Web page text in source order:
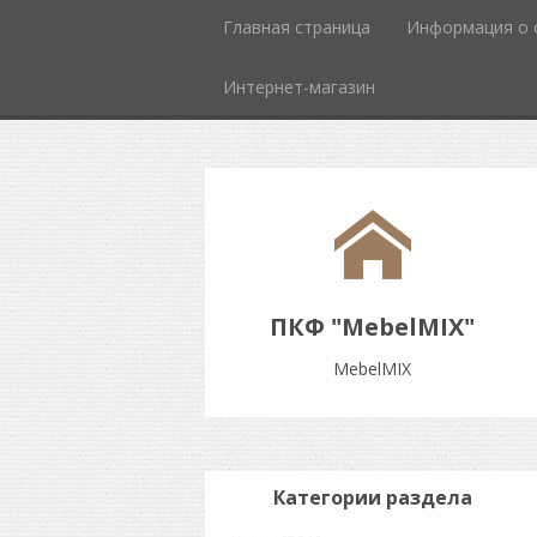
Главная страница Информация о
Интернет-магазин
ПКФ "MebelMIX"
MebelMIX
Категории раздела